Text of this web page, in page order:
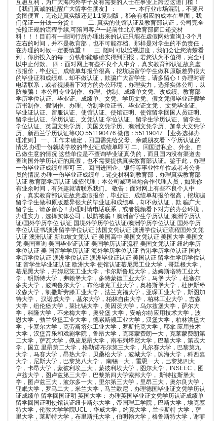
互惠互利，为广大海内外学子及有需要的人士在事业上跨过这道门槛！
【我们真诚的提醒广大留学生朋友】： 一. 本行业市场混乱，不要只
贪图便宜，无论是真实版还是1:1复制版，都会有相应的成本在里面，我
们保证一分钱一分货！ 二. 真实的使馆认证及教育部认证，公司完全
按照正规的流程手续,可陪同客户一起前往北京教育部窗口递交材
料！！！目前有一些同行所办理出来的认证只能在虚假网站查询1-3个月
左右的时间，并不是教育部，也不可能存档。那样是对学生的不负责任，
在办理的时候一定要慎重！ 三. 随时可以监视进度，我们会让您清楚看
到，你所投入的每一分钱都能够确实得到回报，若您认为不值得，完全可
以中止付款。 四：面对网上有些不良个人中介，真实教育部认证故意虚
假报价，毕业证、成绩单却报价很高，挖坑骗留学学生做和原版差异很大
的毕业证和成绩单，却不做认证，欺骗广大留学生，请多留心！办理时请
电话联系，或者视频看下对方的办公环境，办理实力，选择实体公司，以
防被骗！ 本公司专业制作、办理、仿制、成绩单文凭、改成绩、教育部
学历学位认证、毕业证、成绩单、文凭、学历文凭、假文凭假毕业证假学
历书制作、假制作、办理、仿制学位证书、毕业证文凭 、文凭毕业证、
毕业证认证、留服认证、使馆认证、使馆证明、使馆留学回国人员证明、
留学生认证、学历认证、文凭认证 学位认证、留学生学历认证、留学生
学位认证、英国文凭学历、美国文凭学历、澳洲文凭学历、加拿大文凭学
历、新西兰学历认证等QQ:551190476 微信：55119047 【业务选择办
理准则】 一、工作未确定，回国需先给父母、亲戚朋友看下学历认证的
情况 办理一份就读学校的毕业证成绩单即可 二、回国进私企、外企、自
己做生意的情况 这些单位是不查询毕业证真伪的，而且国内没有渠道去
查询国外学历认证的真假，也不需要提供真实教育部认证。鉴于此，办理
一份毕业证成绩单即可 三、回国进国企、银行等事业性单位或者考公务
员的情况 办理一份毕业证成绩单，递交材料到教育部，办理真实教育部
认证 教育部学历认证 诚招代理：本公司诚聘当地合作代理人员，如果你
有业余时间，有兴趣就请联系我们。 敬告：面对网上有些不良个人中
介，真实教育部认证故意虚假报价，毕业证、成绩单却报价很高，挖坑骗
留学学生做和原版差异很大的毕业证和成绩单，却不做认证，欺 骗广大
留学生，请多留心！办理时请电话联系，或者视频看下对方的办公环境，
办理实力，选择实体公司，以防被骗！澳洲留学生学历认证 澳洲学历认
证/国外学历学位 认证 国境外学历学位认证/澳洲学历学位认证 国外学历
学位认证书/澳洲留学学位认证 法国文凭认证 澳洲学位认证流程国外文凭
认证 澳洲认证 新加坡文凭认 证 美国高中 美国文凭认证 美国大学 美国文
凭 美国查询 美国毕业证认证 美国学历认证流程 美国文凭认证 纽约学历
学位认证 美 国留学学历认证 海外学历学位认证 香港学历学位认证 国内
学历学位认证 澳洲学位认证 澳洲毕业证认证 美国认证 留学生学历学位认
证 留学生毕业证认证 欧洲大学 使馆认证慕尼黑工业大学，哥廷根大学，
慕尼黑大学，开姆尼茨工业大学，卡尔斯鲁厄大学，达姆斯塔特工业大
学，明斯特大学，弗赖堡大学，多特蒙德工业大学，马堡 大学，杜塞尔
多夫大学，波鸿鲁尔大学，布伦瑞克工业大学，奥格斯堡大学，杜伊斯堡
埃森大学，凯撒斯劳滕工业大学，法兰克福大学，亚琛工业大学，斯图加
特大学， 汉诺威大学，基尔大学，柏林自由大学，柏林工业大学，吉森
大学，纽伦堡大学，莱比锡大学，美因茨大学，乌尔兹堡大学，萨尔大
学，科隆大学，不来梅大学，奥登堡 大学，安哈尔特应用技术大学，波
恩大学，勃兰登堡工业大学，德累斯顿工业大学，汉堡大学，柏林洪堡大
学，卡塞尔大学，克劳斯塔尔工业大学，罗斯托克大学，耶拿 应用技术
大学，汉堡音乐和戏剧学院，鲁昂大学，克莱蒙费朗一大，克莱蒙费朗第
二大学，萨瓦大学，佩皮尼昂大学，南布列塔尼大学，巴黎大学，第戎大
学，国立 里昂第二大学，格勒诺布尔第三大学，凡尔赛大学，巴黎第九
大学，马赛大学，昂热大学，贝桑松大学，波城大学，滨海大学，科西嘉
大学，尼斯大学，巴黎第八大学， 南锡一大，雷恩一大，巴黎第四大
学，卡昂大学，蒙彼利埃三大，蒙彼利埃大学，图尔大学，INSEEC，图
卢兹大学，图卢兹第三大学，巴黎第四大学索邦大学， 斯特拉斯堡大
学，图卢兹三大，波尔多一大，里尔第三大学，里昂三大，奥尔良大学，
亚眠大学，罗马二大，米兰大学，马兰欧尼，办理德国毕业证文凭学历认
证成绩单 留学回国证明 英国大学： 办理英国毕业证文凭学历认证成绩单
留学回国证明使馆认证纽卡斯尔大学，帝国理工学院，巴斯大学，埃克塞
特大学，伦敦大学学院UCL，华威大学，约克大学，兰卡斯特 大学，萨
里大学，莱斯特大学，布里斯托大学，伯明翰大学，格鲁斯特大学，谢菲